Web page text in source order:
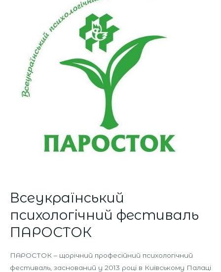
Всеукраїнський
психологічний фестиваль
ПАРОСТОК
ПАРОСТОК – щорічний професійний психологічний
фестиваль, заснований у 2013 році в Київському Палаці